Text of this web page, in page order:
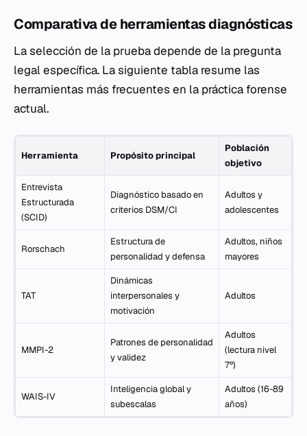
Comparativa de herramientas diagnósticas
La selección de la prueba depende de la pregunta
legal específica. La siguiente tabla resume las
herramientas más frecuentes en la práctica forense
actual.
Herramienta Propósito principal
Población
objetivo
Entrevista
Estructurada
(SCID)
Diagnóstico basado en
criterios DSM/CI
Adultos y
adolescentes
Rorschach
Estructura de
personalidad y defensa
Adultos, niños
mayores
TAT
Dinámicas
interpersonales y
motivación
Adultos
MMPI-2
Patrones de personalidad
y validez
Adultos
(lectura nivel
7º)
WAIS-IV
Inteligencia global y
subescalas
Adultos (16-89
años)